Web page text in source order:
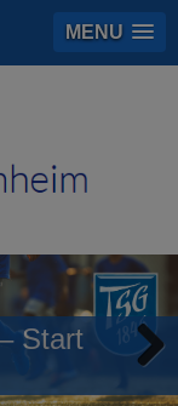
MENU
Start